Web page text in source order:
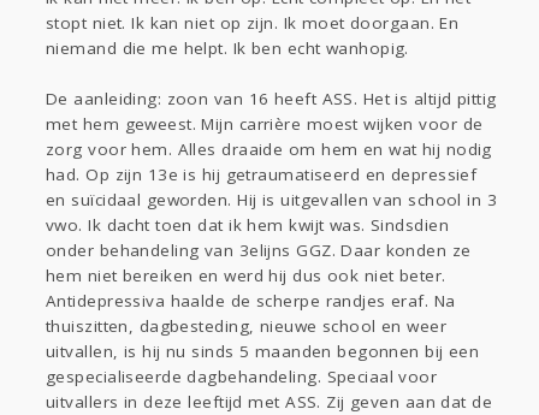
Viva zoekt
Gevraagd
Horen Doen
stopt niet. Ik kan niet op zijn. Ik moet doorgaan. En
niemand die me helpt. Ik ben echt wanhopig.
De aanleiding: zoon van 16 heeft ASS. Het is altijd pittig
met hem geweest. Mijn carrière moest wijken voor de
zorg voor hem. Alles draaide om hem en wat hij nodig
had. Op zijn 13e is hij getraumatiseerd en depressief
en suïcidaal geworden. Hij is uitgevallen van school in 3
vwo. Ik dacht toen dat ik hem kwijt was. Sindsdien
onder behandeling van 3elijns GGZ. Daar konden ze
hem niet bereiken en werd hij dus ook niet beter.
Antidepressiva haalde de scherpe randjes eraf. Na
thuiszitten, dagbesteding, nieuwe school en weer
uitvallen, is hij nu sinds 5 maanden begonnen bij een
gespecialiseerde dagbehandeling. Speciaal voor
uitvallers in deze leeftijd met ASS. Zij geven aan dat de